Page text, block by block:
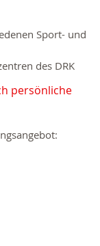
Sport- und
des DRK
persönliche